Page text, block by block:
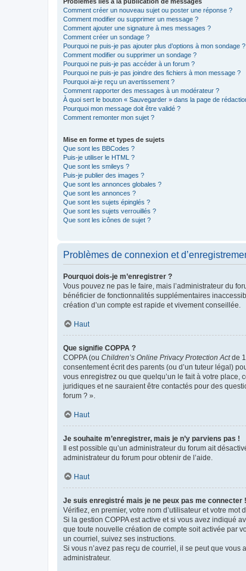
Comment créer un nouveau sujet ou poster une réponse ?
Comment modifier ou supprimer un message ?
Comment ajouter une signature à mes messages ?
Comment créer un sondage ?
Pourquoi ne puis-je pas ajouter plus d’options à mon sondage ?
Comment modifier ou supprimer un sondage ?
Pourquoi ne puis-je pas accéder à un forum ?
Pourquoi ne puis-je pas joindre des fichiers à mon message ?
Pourquoi ai-je reçu un avertissement ?
Comment rapporter des messages à un modérateur ?
À quoi sert le bouton « Sauvegarder » dans la page de
Pourquoi mon message doit être validé ?
Comment remonter mon sujet ?
Mise en forme et types de sujets
Que sont les BBCodes ?
Puis-je utiliser le HTML ?
Que sont les smileys ?
Puis-je publier des images ?
Que sont les annonces globales ?
Que sont les annonces ?
Que sont les sujets épinglés ?
Que sont les sujets verrouillés ?
Que sont les icônes de sujet ?
Problèmes de connexion et
Pourquoi dois-je m’enregistrer ?
Vous pouvez ne pas le faire, mais l’administrateur du
bénéficier de fonctionnalités supplémentaires
création d’un compte est rapide et vivement conseillée.
Haut
Que signifie COPPA ?
COPPA (ou Children’s Online Privacy Protection Actde
consentement écrit des parents (ou d’un tuteur légal)
vous enregistrez ou que quelqu’un le fait à votre
juridiques et ne sauraient être contactés pour des
forum ? ».
Haut
Je souhaite m’enregistrer, mais je n’y parviens pas !
Il est possible qu’un administrateur du forum ait
administrateur du forum pour obtenir de l’aide.
Haut
Je suis enregistré mais je ne peux pas me connecter !
Vérifiez, en premier, votre nom d’utilisateur et votre mot
Si la gestion COPPA est active et si vous avez indiqué
que toute nouvelle création de compte soit activée par
un courriel, suivez ses instructions.
Si vous n’avez pas reçu de courriel, il se peut que
administrateur.